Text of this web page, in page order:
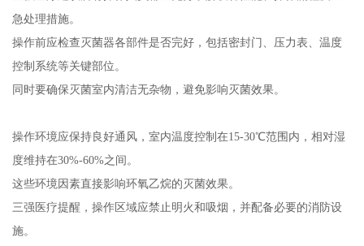
急处理措施。
操作前应检查灭菌器各部件是否完好，包括密封门、压力表、温度
控制系统等关键部位。
同时要确保灭菌室内清洁无杂物，避免影响灭菌效果。
操作环境应保持良好通风，室内温度控制在15-30℃范围内，相对湿
度维持在30%-60%之间。
这些环境因素直接影响环氧乙烷的灭菌效果。
三强医疗提醒，操作区域应禁止明火和吸烟，并配备必要的消防设
施。